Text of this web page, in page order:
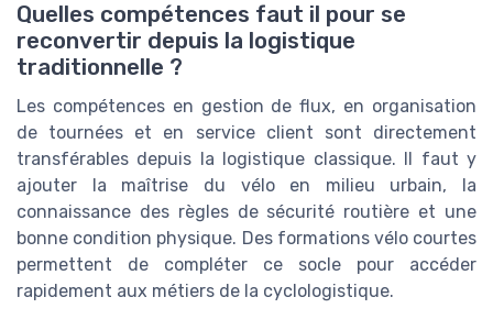
Quelles compétences faut il pour se
reconvertir depuis la logistique
traditionnelle ?
Les compétences en gestion de flux, en organisation
de tournées et en service client sont directement
transférables depuis la logistique classique. Il faut y
ajouter la maîtrise du vélo en milieu urbain, la
connaissance des règles de sécurité routière et une
bonne condition physique. Des formations vélo courtes
permettent de compléter ce socle pour accéder
rapidement aux métiers de la cyclologistique.